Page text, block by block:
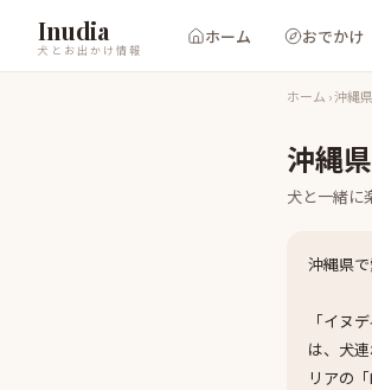
Inudia
犬とお出かけ情報
ホーム おでかけ
ホーム ›沖縄県
沖縄県
犬と一緒に
沖縄県
「イヌ
は、犬
リアの